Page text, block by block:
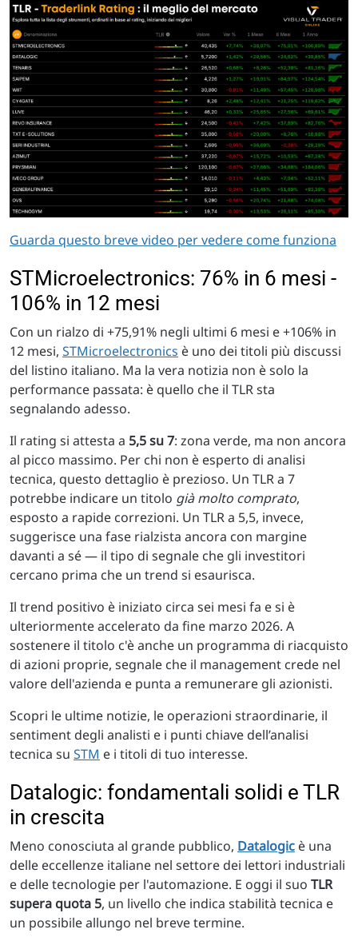
Guarda questo breve video per vedere come funziona
STMicroelectronics: 76% in 6 mesi -
106% in 12 mesi
Con un rialzo di +75,91% negli ultimi 6 mesi e +106% in
12 mesi, STMicroelectronics è uno dei titoli più discussi
del listino italiano. Ma la vera notizia non è solo la
performance passata: è quello che il TLR sta
segnalando adesso.
Il rating si attesta a 5,5 su 7: zona verde, ma non ancora
al picco massimo. Per chi non è esperto di analisi
tecnica, questo dettaglio è prezioso. Un TLR a 7
potrebbe indicare un titolo già molto comprato,
esposto a rapide correzioni. Un TLR a 5,5, invece,
suggerisce una fase rialzista ancora con margine
davanti a sé — il tipo di segnale che gli investitori
cercano prima che un trend si esaurisca.
Il trend positivo è iniziato circa sei mesi fa e si è
ulteriormente accelerato da fine marzo 2026. A
sostenere il titolo c'è anche un programma di riacquisto
di azioni proprie, segnale che il management crede nel
valore dell'azienda e punta a remunerare gli azionisti.
Scopri le ultime notizie, le operazioni straordinarie, il
sentiment degli analisti e i punti chiave dell’analisi
tecnica su STM e i titoli di tuo interesse.
Datalogic: fondamentali solidi e TLR
in crescita
Meno conosciuta al grande pubblico, Datalogic è una
delle eccellenze italiane nel settore dei lettori industriali
e delle tecnologie per l'automazione. E oggi il suo TLR
supera quota 5, un livello che indica stabilità tecnica e
un possibile allungo nel breve termine.